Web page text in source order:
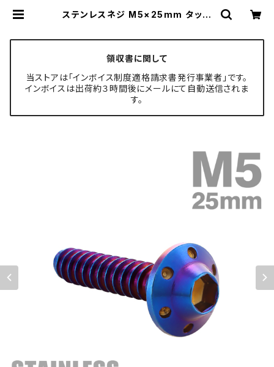
ステンレスネジ M5×25mm タッピ
TECH-MASTER ボルト専門店
領収書に関して
当ストアは「インボイス制度適格請求書発行事業者」です。
インボイスは出荷約３時間後にメールにて自動送信されま
す。